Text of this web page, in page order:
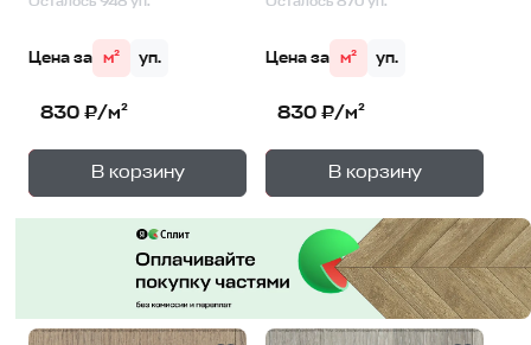
Цена за м² уп.
830 ₽/м²
В корзину
— 1уп.
Цена за м² уп.
830 ₽/м²
В корзину
— 1уп.